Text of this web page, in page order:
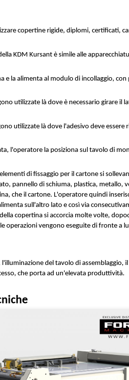
copertine rigide, diplomi, certificati,
KDM Kursant è simile alle
e la alimenta al modulo di incollaggio, con
utilizzate là dove è necessario girare
utilizzate là dove l'adesivo deve
l'operatore la posiziona sul tavolo di
di fissaggio per il cartone si
pannello di schiuma, plastica, metallo,
che il cartone. L'operatore quindi
sull'altro lato e così via
copertina si accorcia molte volte,
operazioni vengono eseguite di fronte a
l'illuminazione del tavolo di
che porta ad un'elevata produttività.